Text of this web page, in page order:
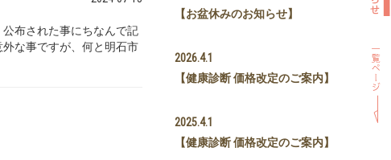
布された事にちなんで記
な事ですが、何と明石市
【お盆休みのお知らせ】
2026.4.1
【健康診断 価格改定のご案内】
2025.4.1
【健康診断 価格改定のご案内】